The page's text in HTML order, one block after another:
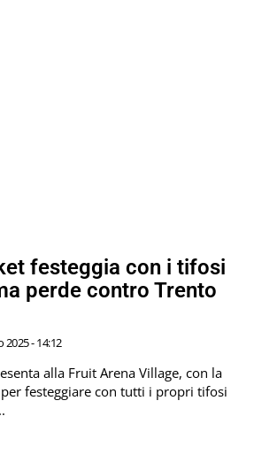
festeggia con i tifosi
perde contro Trento
2025 - 14:12
alla Fruit Arena Village, con la
festeggiare con tutti i propri tifosi